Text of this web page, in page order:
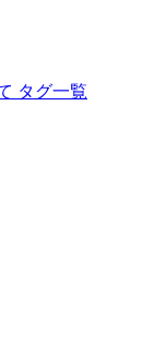
タグ一覧